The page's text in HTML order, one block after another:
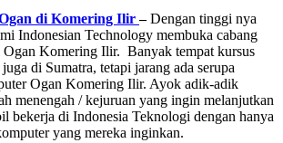
di Komering Ilir–Dengan tinggi nya
Indonesian Technology membuka cabang
Komering Ilir. Banyak tempat kursus
di Sumatra, tetapi jarang ada serupa
Ogan Komering Ilir. Ayok adik-adik
menengah / kejuruan yang ingin melanjutkan
bekerja di Indonesia Teknologi dengan hanya
yang mereka inginkan.